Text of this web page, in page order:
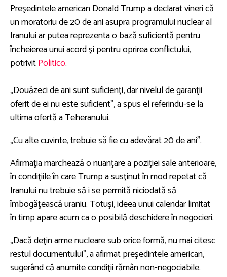
Preşedintele american Donald Trump a declarat vineri că
un moratoriu de 20 de ani asupra programului nuclear al
Iranului ar putea reprezenta o bază suficientă pentru
încheierea unui acord şi pentru oprirea conflictului,
potrivitPolitico.
„Douăzeci de ani sunt suficienţi, dar nivelul de garanţii
oferit de ei nu este suficient”, a spus el referindu-se la
ultima ofertă a Teheranului.
„Cu alte cuvinte, trebuie să fie cu adevărat 20 de ani”.
Afirmaţia marchează o nuanţare a poziţiei sale anterioare,
în condiţiile în care Trump a susţinut în mod repetat că
Iranului nu trebuie să i se permită niciodată să
îmbogăţească uraniu. Totuşi, ideea unui calendar limitat
în timp apare acum ca o posibilă deschidere în negocieri.
„Dacă deţin arme nucleare sub orice formă, nu mai citesc
restul documentului”, a afirmat preşedintele american,
sugerând că anumite condiţii rămân non-negociabile.